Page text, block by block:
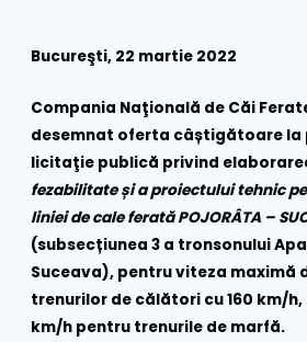
Bucureşti, 22 martie 2022
Compania Naţională de Căi Ferate
desemnat oferta câștigătoare la
licitaţie publică privind
fezabilitate și a proiectului tehnic
liniei de cale ferată POJORÂTA –
(subsecțiunea 3 a tronsonului
Suceava), pentru viteza maximă
trenurilor de călători cu 160 km/h,
km/h pentru trenurile de marfă.